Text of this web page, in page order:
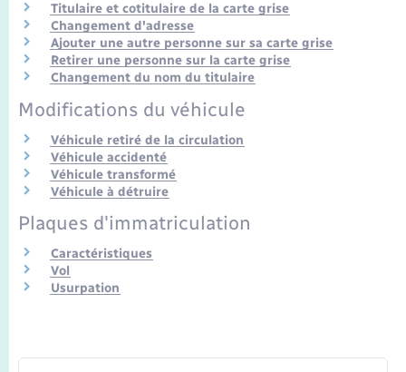
Titulaire et cotitulaire de la carte grise
Changement d'adresse
Ajouter une autre personne sur sa carte grise
Retirer une personne sur la carte grise
Changement du nom du titulaire
Modifications du véhicule
Véhicule retiré de la circulation
Véhicule accidenté
Véhicule transformé
Véhicule à détruire
Plaques d'immatriculation
Caractéristiques
Vol
Usurpation